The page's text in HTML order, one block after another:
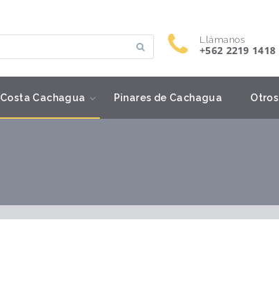
Llámanos
+562 2219 1418
Costa Cachagua Pinares de Cachagua Otros